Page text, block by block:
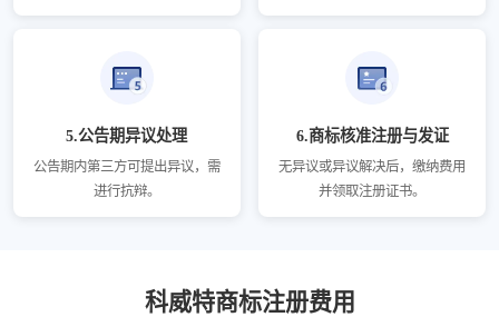
5.公告期异议处理
公告期内第三方可提出异议，需
进行抗辩。
6.商标核准注册与发证
无异议或异议解决后，缴纳费用
并领取注册证书。
科威特商标注册费用